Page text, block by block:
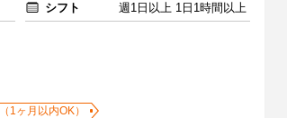
シフト
週1日以上 1日1時間以上
1ヶ月以内OK）